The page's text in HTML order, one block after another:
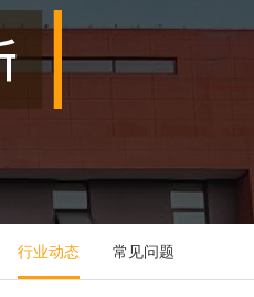
行业动态 常见问题